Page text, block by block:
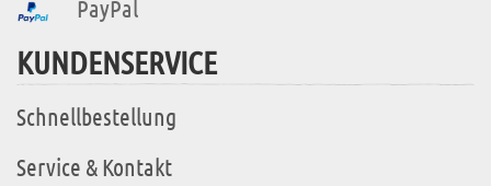
PayPal
KUNDENSERVICE
Schnellbestellung
Service & Kontakt